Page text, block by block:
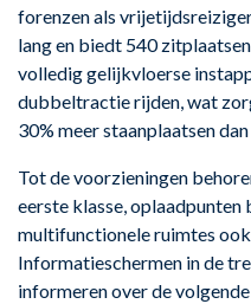
forenzen als
lang en biedt 540
volledig gelijkvloerse
dubbeltractie rijden, wat
30% meer staanplaatsen
Tot de voorzieningen
eerste klasse, oplaadpunten
multifunctionele ruimtes
Informatieschermen in de
informeren over de